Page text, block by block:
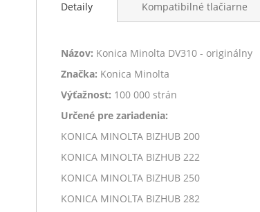
začiatokDetaily
Názov: Konica Minolta DV310 - originálny
Značka: Konica Minolta
Výťažnost: 100 000 strán
Určené pre zariadenia:
KONICA MINOLTA BIZHUB 200
KONICA MINOLTA BIZHUB 222
KONICA MINOLTA BIZHUB 250
KONICA MINOLTA BIZHUB 282
Kompatibilné tlačiarne